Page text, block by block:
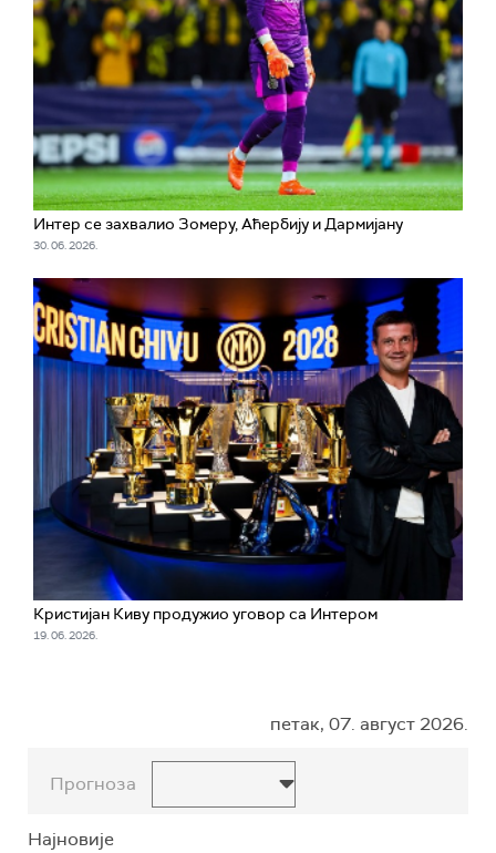
Интер се захвалио Зомеру, Аћербију и Дармијану
30. 06. 2026.
Кристијан Киву продужио уговор са Интером
19. 06. 2026.
петак, 07. август 2026.
Прогноза
Најновије